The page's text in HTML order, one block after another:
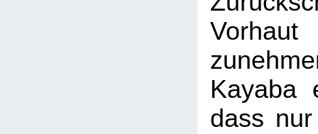
Kayaba
dass